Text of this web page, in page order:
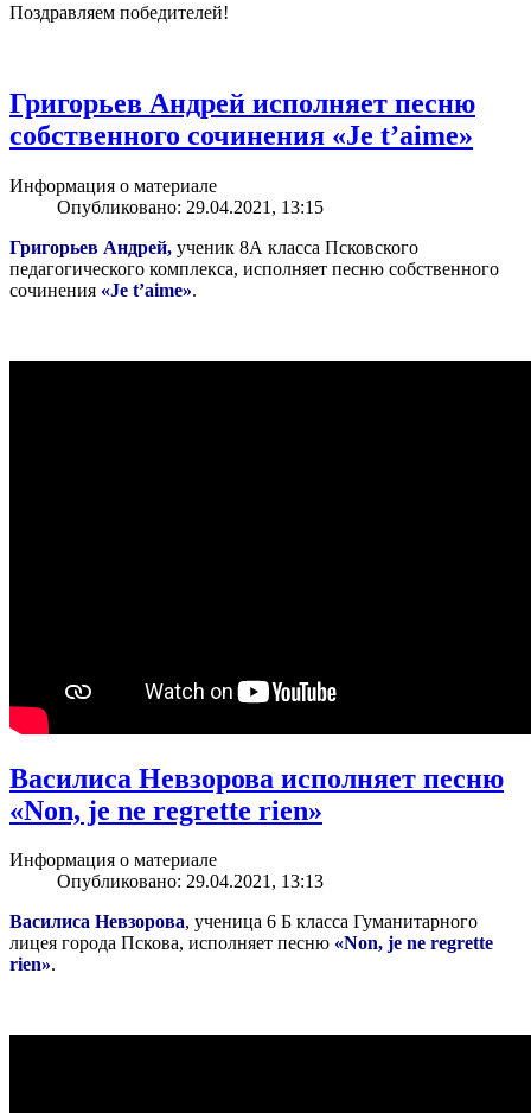
Поздравляем победителей!
Григорьев Андрей исполняет песню
собственного сочинения «Je t’aime»
Информация о материале
Опубликовано: 29.04.2021, 13:15
Григорьев Андрей, ученик 8А класса Псковского
педагогического комплекса, исполняет песню собственного
сочинения «Je t’aime».
Василиса Невзорова исполняет песню
«Non, je ne regrette rien»
Информация о материале
Опубликовано: 29.04.2021, 13:13
Василиса Невзорова, ученица 6 Б класса Гуманитарного
лицея города Пскова, исполняет песню «Non, je ne regrette
rien».